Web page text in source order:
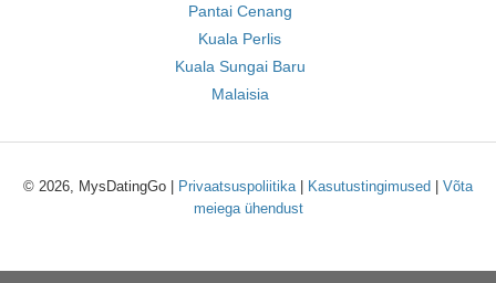
Pantai Cenang
Kuala Perlis
Kuala Sungai Baru
Malaisia
© 2026, MysDatingGo | Privaatsuspoliitika| Kasutustingimused
Võta
meiega ühendust